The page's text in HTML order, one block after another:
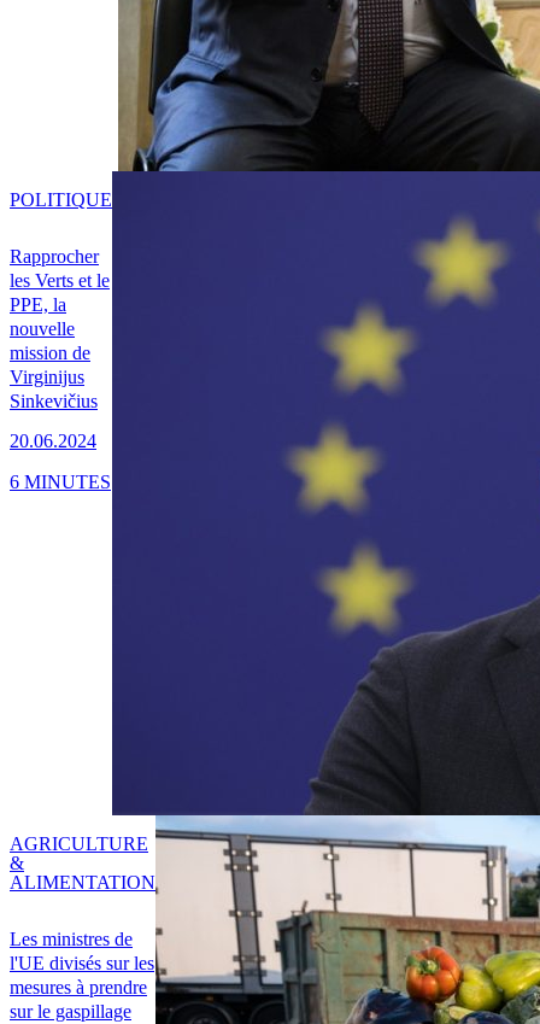
Rapprocher
les Verts et le
PPE, la
nouvelle
mission de
Virginijus
Sinkevičius
20.06.2024
POLITIQUE
6 MINUTES
Les ministres de
l'UE divisés sur les
mesures à prendre
sur le gaspillage
AGRICULTURE
&
ALIMENTATION